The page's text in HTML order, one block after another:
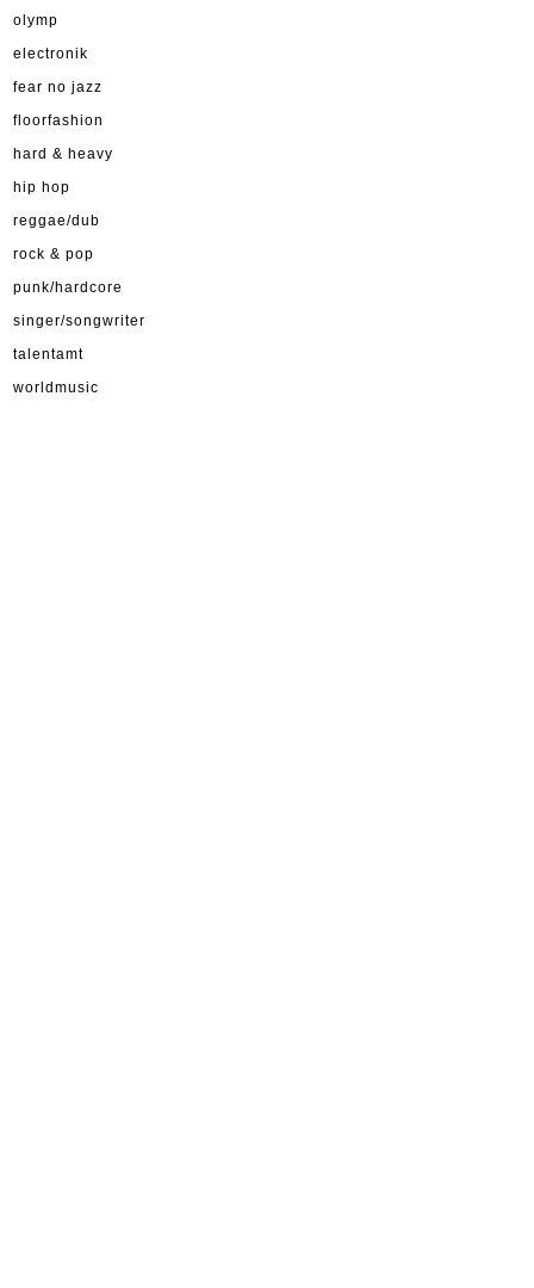
olymp
electronik
fear no jazz
floorfashion
hard & heavy
hip hop
reggae/dub
rock & pop
punk/hardcore
singer/songwriter
talentamt
worldmusic